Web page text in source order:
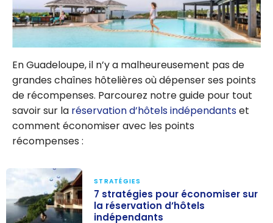
En Guadeloupe, il n’y a malheureusement pas de
grandes chaînes hôtelières où dépenser ses points
de récompenses. Parcourez notre guide pour tout
savoir sur la réservation d’hôtels indépendantset
comment économiser avec les points
récompenses :
STRATÉGIES
7 stratégies pour économiser sur
la réservation d’hôtels
indépendants